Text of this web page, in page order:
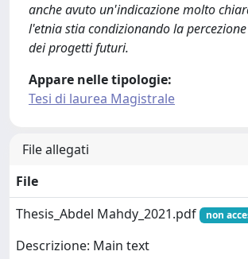
anche avuto un'indicazione molto
l'etnia stia condizionando la
dei progetti futuri.
Appare nelle tipologie:
Tesi di laurea Magistrale
File allegati
File
Thesis_Abdel Mahdy_2021.pdf
non
Descrizione: Main text